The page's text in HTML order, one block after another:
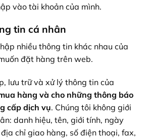
vào tài khoản của mình.
tin cá nhân
nhiều thông tin khác nhau của
đặt hàng trên web.
lưu trữ và xử lý thông tin của
hàng và cho những thông báo
cấp dịch vụ. Chúng tôi không giới
danh hiệu, tên, giới tính, ngày
chỉ giao hàng, số điện thoại, fax,